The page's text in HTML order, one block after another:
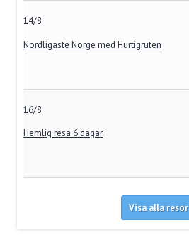
14/8
Nordligaste Norge med Hurtigruten
16/8
Hemlig resa 6 dagar
Visa alla resor